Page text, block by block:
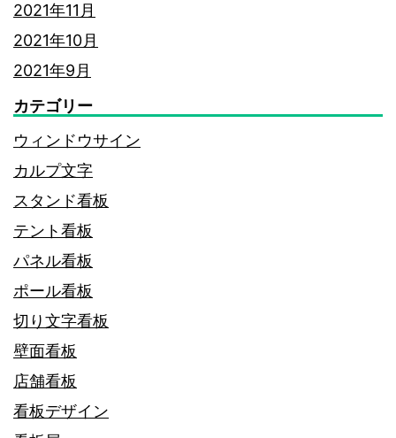
2021年11月
2021年10月
2021年9月
カテゴリー
ウィンドウサイン
カルプ文字
スタンド看板
テント看板
パネル看板
ポール看板
切り文字看板
壁面看板
店舗看板
看板デザイン